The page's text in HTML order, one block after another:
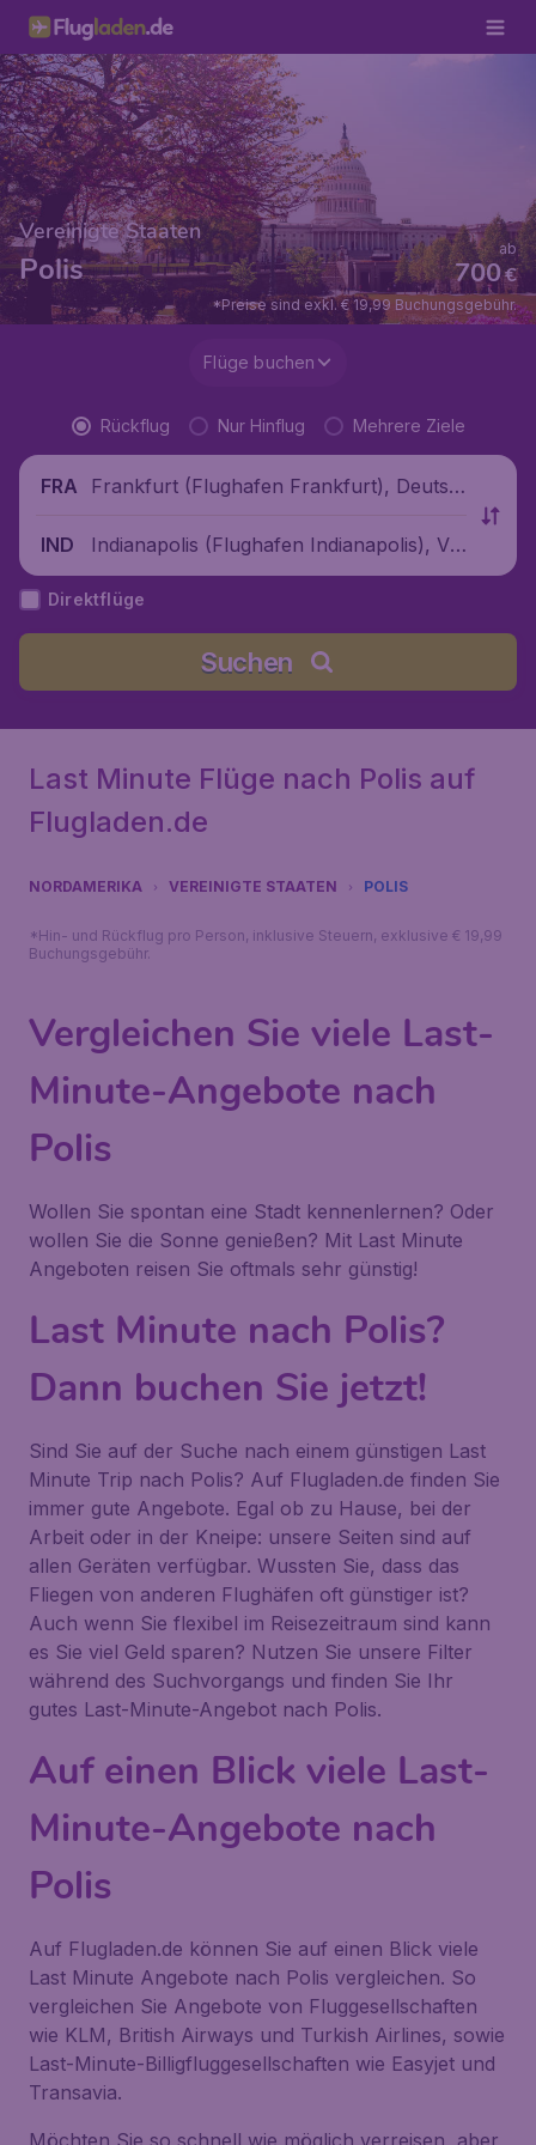
Vereinigte Staaten
Polis €
700
ab
*Preise sind exkl. € 19,99 Buchungsgebühr.
Flüge buchen
Rückflug Nur Hinflug Mehrere Ziele
FRA
Frankfurt (Flughafen Frankfurt), Deutsc
IND
Indianapolis (Flughafen Indianapolis), Ve
reinigte Staaten
Direktflüge
Suchen
Last Minute Flüge nach Polis auf
Flugladen.de
NORDAMERIKA VEREINIGTE STAATEN POLIS
*Hin- und Rückflug pro Person, inklusive Steuern, exklusive € 19,99
Buchungsgebühr.
Vergleichen Sie viele Last-
Minute-Angebote nach
Polis
Wollen Sie spontan eine Stadt kennenlernen? Oder
wollen Sie die Sonne genießen? Mit Last Minute
Angeboten reisen Sie oftmals sehr günstig!
Last Minute nach Polis?
Dann buchen Sie jetzt!
Sind Sie auf der Suche nach einem günstigen Last
Minute Trip nach Polis? Auf Flugladen.de finden Sie
immer gute Angebote. Egal ob zu Hause, bei der
Arbeit oder in der Kneipe: unsere Seiten sind auf
allen Geräten verfügbar. Wussten Sie, dass das
Fliegen von anderen Flughäfen oft günstiger ist?
Auch wenn Sie flexibel im Reisezeitraum sind kann
es Sie viel Geld sparen? Nutzen Sie unsere Filter
während des Suchvorgangs und finden Sie Ihr
gutes Last-Minute-Angebot nach Polis.
Auf einen Blick viele Last-
Minute-Angebote nach
Polis
Auf Flugladen.de können Sie auf einen Blick viele
Last Minute Angebote nach Polis vergleichen. So
vergleichen Sie Angebote von Fluggesellschaften
wie KLM, British Airways und Turkish Airlines, sowie
Last-Minute-Billigfluggesellschaften wie Easyjet und
Transavia.
Möchten Sie so schnell wie möglich verreisen, aber